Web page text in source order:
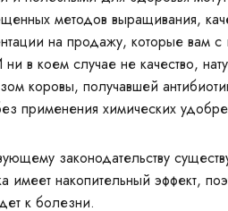
методов выращивания,
на продажу, которые вам с
в коем случае не качество,
коровы, получавшей
применения химических
законодательству
накопительный эффект,
к болезни.